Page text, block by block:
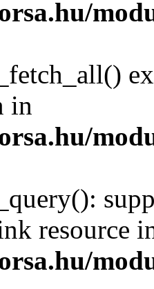
in
resource